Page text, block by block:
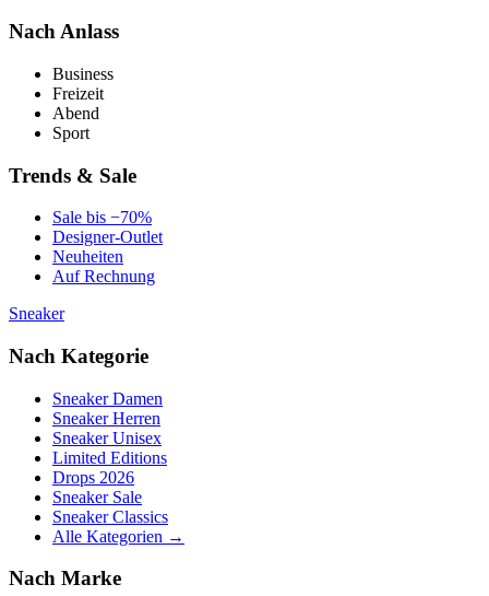
Nach Anlass
Business
Freizeit
Abend
Sport
Trends & Sale
Sale bis −70%
Designer-Outlet
Neuheiten
Auf Rechnung
Sneaker
Nach Kategorie
Sneaker Damen
Sneaker Herren
Sneaker Unisex
Limited Editions
Drops 2026
Sneaker Sale
Sneaker Classics
Alle Kategorien →
Nach Marke